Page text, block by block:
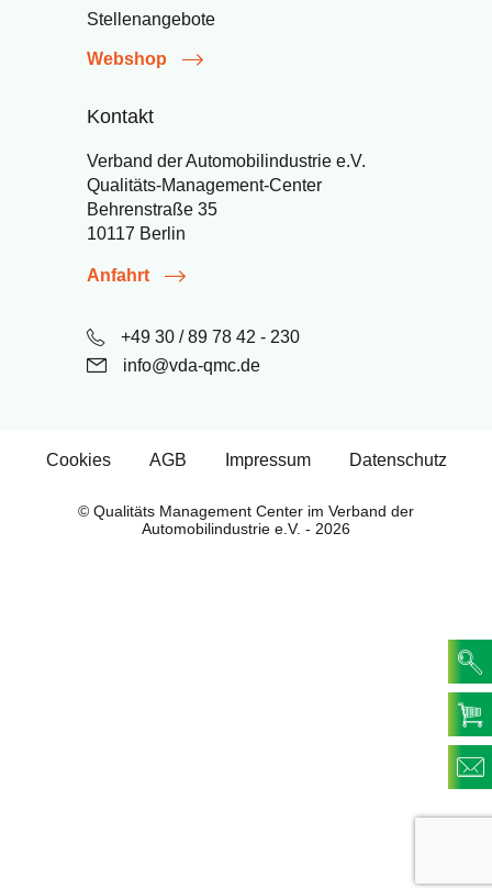
Kontakt
Verband der Automobilindustrie e.V.
Qualitäts-Management-Center
Behrenstraße 35
10117 Berlin
Anfahrt
+49 30 / 89 78 42 - 230
info@vda-qmc.de
Stellenangebote
Webshop
© Qualitäts Management Center im Verband der
Automobilindustrie e.V. - 2026
Cookies AGB Impressum Datenschutz